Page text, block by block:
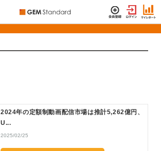
2024年の定額制動画配信市場は推計5,262億円、
U...
2025/02/25